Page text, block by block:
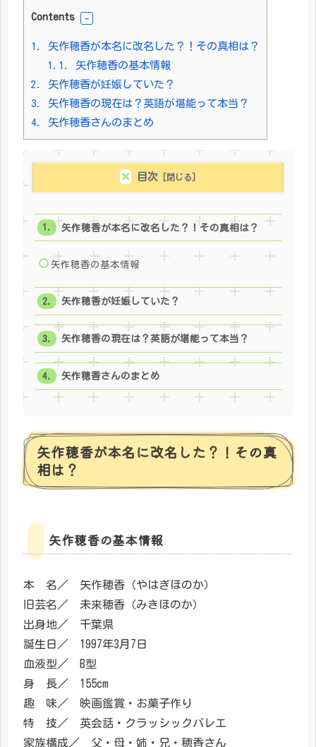
Contents
1.
矢作穂香が本名に改名した？！その真相は？
1.1.
矢作穂香の基本情報
2.
矢作穂香が妊娠していた？
3.
矢作穂香の現在は？英語が堪能って本当？
4.
矢作穂香さんのまとめ
目次
矢作穂香が本名に改名した？！その真相は？
矢作穂香の基本情報
矢作穂香が妊娠していた？
矢作穂香の現在は？英語が堪能って本当？
矢作穂香さんのまとめ
矢作穂香が本名に改名した？！その真
相は？
矢作穂香の基本情報
本 名／ 矢作穂香（やはぎほのか）
旧芸名／ 未来穂香（みきほのか）
出身地／ 千葉県
誕生日／ 1997年3月7日
血液型／ B型
身 長／ 155cm
趣 味／ 映画鑑賞・お菓子作り
特 技／ 英会話・クラッシックバレエ
家族構成／ 父・母・姉・兄・穂香さん